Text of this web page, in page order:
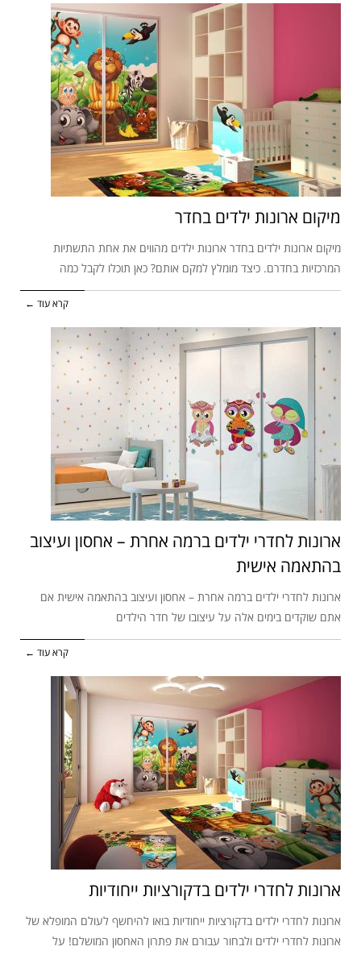
מיקום ארונות ילדים בחדר
מיקום ארונות ילדים בחדר ארונות ילדים מהווים את אחת התשתיות
המרכזיות בחדרם. כיצד מומלץ למקם אותם? כאן תוכלו לקבל כמה
קרא עוד ←
ארונות לחדרי ילדים ברמה אחרת – אחסון ועיצוב
בהתאמה אישית
ארונות לחדרי ילדים ברמה אחרת – אחסון ועיצוב בהתאמה אישית אם
אתם שוקדים בימים אלה על עיצובו של חדר הילדים
קרא עוד ←
ארונות לחדרי ילדים בדקורציות ייחודיות
ארונות לחדרי ילדים בדקורציות ייחודיות בואו להיחשף לעולם המופלא של
ארונות לחדרי ילדים ולבחור עבורם את פתרון האחסון המושלם! על